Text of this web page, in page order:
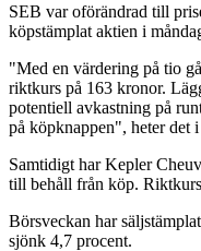
SEB var oförändrad till
köpstämplat aktien i
"Med en värdering på tio
riktkurs på 163 kronor.
potentiell avkastning på
på köpknappen", heter det
Samtidigt har Kepler
till behåll från köp.
Börsveckan har
sjönk 4,7 procent.